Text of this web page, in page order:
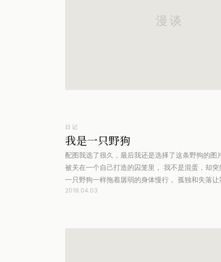
日记
我是一只野狗
配图我选了很久，最后我还是选择了这条野狗的
被关在一个自己打造的囚笼里， 我不是混蛋，却
一只野狗一样拖着孱弱的身体慢行， 孤独和失落
2018.04.03